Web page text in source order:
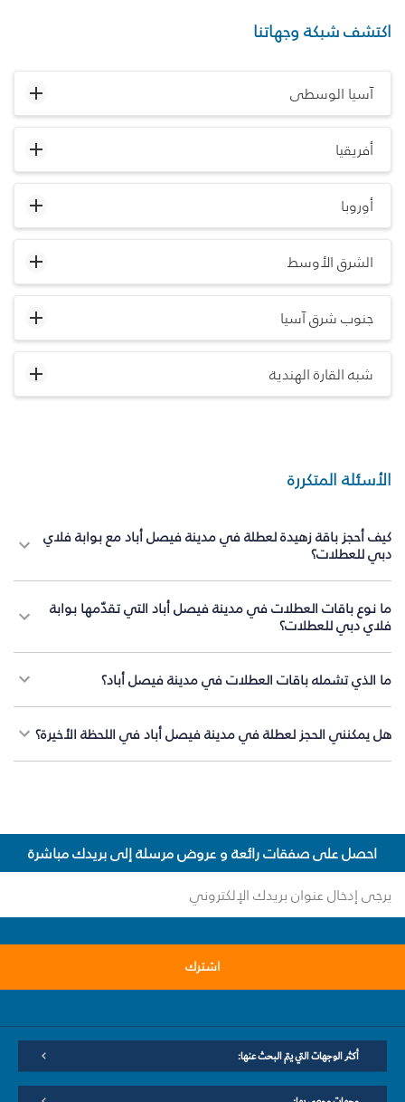
اكتشف شبكة وجهاتنا
آسيا الوسطى
أفريقيا
أوروبا
الشرق الأوسط
جنوب شرق آسيا
شبه القارة الهندية
الأسئلة المتكررة
كيف أحجز باقة زهيدة لعطلة في مدينة فيصل أباد مع بوابة فلاي
دبي للعطلات؟
ما نوع باقات العطلات في مدينة فيصل أباد التي تقدّمها بوابة
فلاي دبي للعطلات؟
ما الذي تشمله باقات العطلات في مدينة فيصل أباد؟
هل يمكنني الحجز لعطلة في مدينة فيصل أباد في اللحظة الأخيرة؟
احصل على صفقات رائعة و عروض مرسلة إلى بريدك مباشرة
اشترك
أكثر الوجهات التي يتم البحث عنها: